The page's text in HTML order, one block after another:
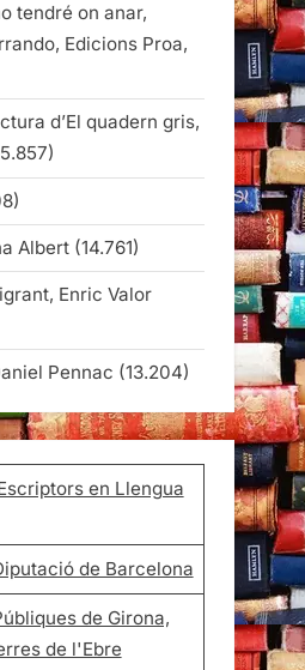
tendré on anar,
Edicions Proa,
d’El quadern gris,
Albert (14.761)
Enric Valor
Pennac (13.204)
en Llengua
de Barcelona
de Girona,
de l'Ebre